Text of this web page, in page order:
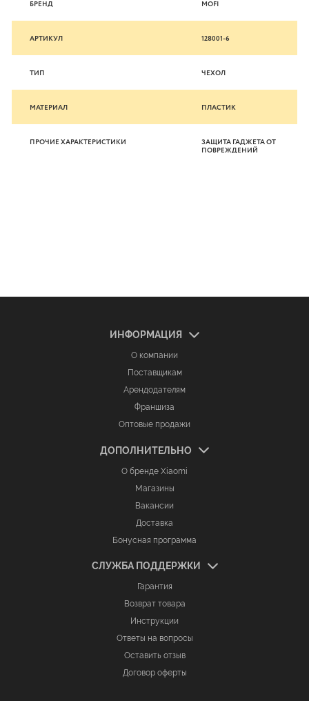
БРЕНД MOFI
АРТИКУЛ 128001-6
ТИП ЧЕХОЛ
МАТЕРИАЛ ПЛАСТИК
ПРОЧИЕ ХАРАКТЕРИСТИКИ
ЗАЩИТА ГАДЖЕТА ОТ
ПОВРЕЖДЕНИЙ
ИНФОРМАЦИЯ
О компании
Поставщикам
Арендодателям
Франшиза
Оптовые продажи
ДОПОЛНИТЕЛЬНО
О бренде Xiaomi
Магазины
Вакансии
Доставка
Бонусная программа
СЛУЖБА ПОДДЕРЖКИ
Гарантия
Возврат товара
Инструкции
Ответы на вопросы
Оставить отзыв
Договор оферты